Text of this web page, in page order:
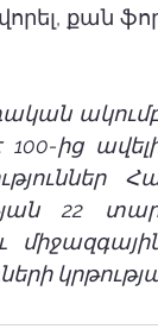
քան
100-ից
22